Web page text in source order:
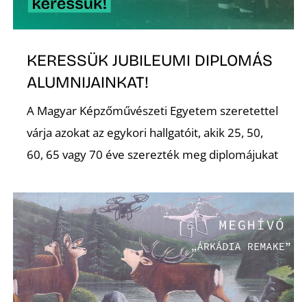
KERESSÜK JUBILEUMI DIPLOMÁS
ALUMNIJAINKAT!
A Magyar Képzőművészeti Egyetem szeretettel
várja azokat az egykori hallgatóit, akik 25, 50,
60, 65 vagy 70 éve szerezték meg diplomájukat